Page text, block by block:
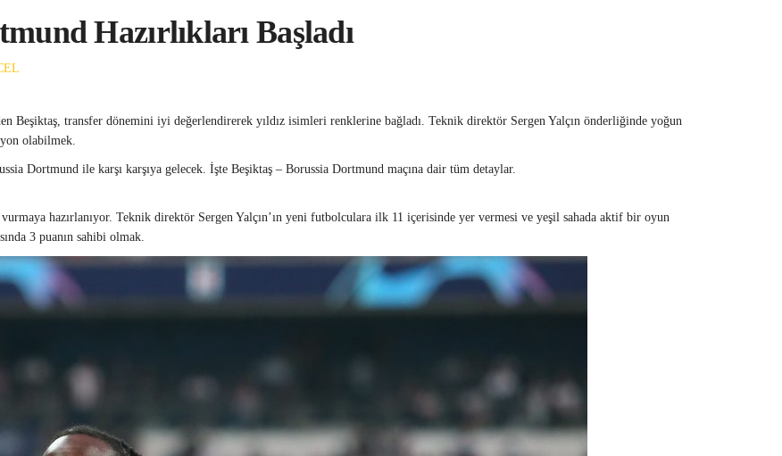
Hazırlıkları Başladı
Beşiktaş, transfer dönemini iyi değerlendirerek yıldız isimleri renklerine bağladı. Teknik direktör Sergen Yalçın önderliğinde yoğun
olabilmek.
Dortmund ile karşı karşıya gelecek. İşte Beşiktaş – Borussia Dortmund maçına dair tüm detaylar.
hazırlanıyor. Teknik direktör Sergen Yalçın’ın yeni futbolculara ilk 11 içerisinde yer vermesi ve yeşil sahada aktif bir oyun
3 puanın sahibi olmak.